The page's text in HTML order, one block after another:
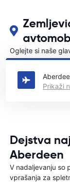
Oglejte si naše
Aberdeen
Prikaži
Dejstva
Aberdeen
V nadaljevanju so
vprašanja za